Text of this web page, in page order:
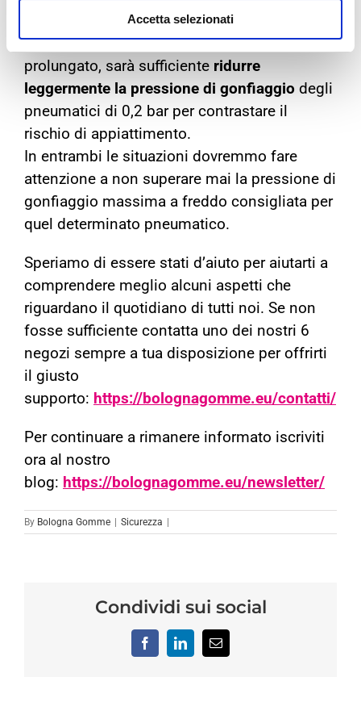
Accetta selezionati
Allo stesso modo, se dovrai lasciare la
vettura parcheggiata per un periodo
prolungato, sarà sufficiente ridurre
leggermente la pressione di gonfiaggio degli
pneumatici di 0,2 bar per contrastare il
rischio di appiattimento.
In entrambi le situazioni dovremmo fare
attenzione a non superare mai la pressione di
gonfiaggio massima a freddo consigliata per
quel determinato pneumatico.
Speriamo di essere stati d’aiuto per aiutarti a
comprendere meglio alcuni aspetti che
riguardano il quotidiano di tutti noi. Se non
fosse sufficiente contatta uno dei nostri 6
negozi sempre a tua disposizione per offrirti
il giusto
supporto: https://bolognagomme.eu/contatti/
Per continuare a rimanere informato iscriviti
ora al nostro
blog: https://bolognagomme.eu/newsletter/
By Bologna Gomme Sicurezza
Condividi sui social
FacebookLinkedInEmail